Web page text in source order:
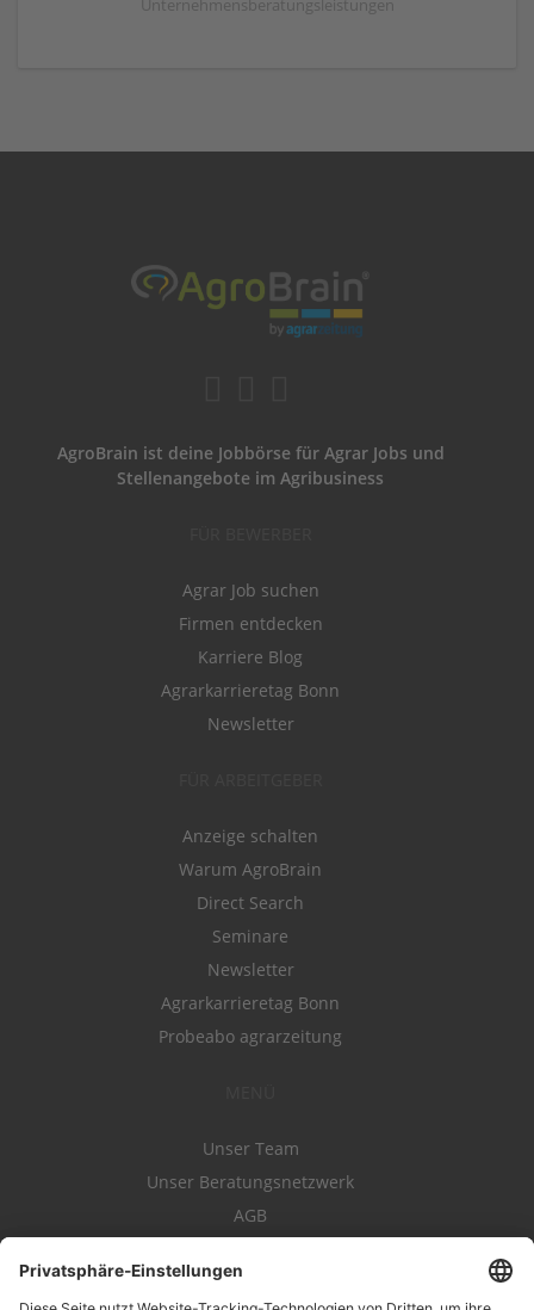
Unternehmensberatungsleistungen
AgroBrain ist deine Jobbörse für Agrar Jobs und
Stellenangebote im Agribusiness
Agrar Job suchen
Firmen entdecken
Karriere Blog
Agrarkarrieretag Bonn
Newsletter
Anzeige schalten
Warum AgroBrain
Direct Search
Seminare
Newsletter
Agrarkarrieretag Bonn
Probeabo agrarzeitung
Unser Team
Unser Beratungsnetzwerk
AGB
Datenschutz